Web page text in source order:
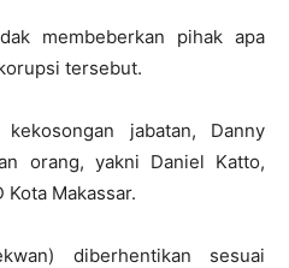
membeberkan pihak apa
tersebut.
jabatan, Danny
orang, yakni Daniel Katto,
Kota Makassar.
diberhentikan sesuai